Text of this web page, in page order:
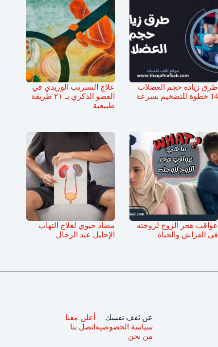
طرق زيادة حجم العضلات
14 خطوة للتضخيم بسرعة
علاج التسريب الوريدي في
العضو الذكري بـ ٢١ طريقة
طبيعية
عواقب هجر الزوج لزوجته
في الفراش والحياة
مضاد حيوي لعلاج التهاب
الإحليل عند الرجال
عن ثقف نفسك
سياسة الخصوصية
من نحن
أعلن معنا
اتصل بنا